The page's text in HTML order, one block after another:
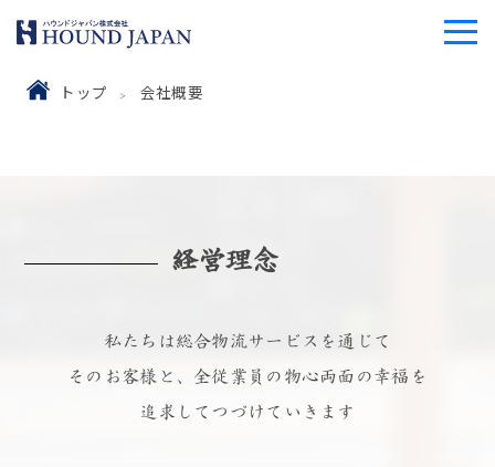
トップ 会社概要
経営理念
私たちは総合物流サービスを通じて
そのお客様と、全従業員の物心両面の幸福を
追求してつづけていきます